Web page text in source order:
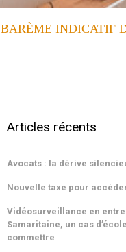
BARÈME INDICATIF
Articles récents
Avocats : la dérive
Nouvelle taxe pour
Vidéosurveillance en
Samaritaine, un cas
commettre